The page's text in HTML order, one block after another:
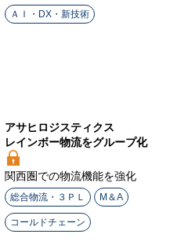
ＡＩ・DX・新技術
アサヒロジスティクス
レインボー物流をグループ化
関西圏での物流機能を強化
総合物流・３ＰＬ M＆A
コールドチェーン